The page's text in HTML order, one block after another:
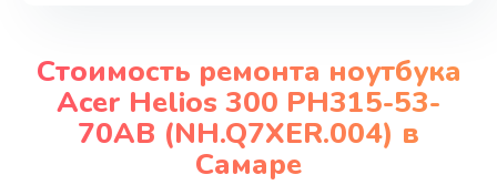
Стоимость ремонта ноутбука
Acer Helios 300 PH315-53-
70AB (NH.Q7XER.004) в
Самаре